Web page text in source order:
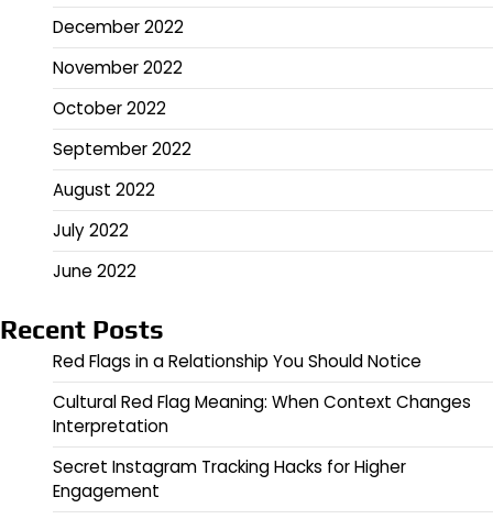
December 2022
November 2022
October 2022
September 2022
August 2022
July 2022
June 2022
Recent Posts
Red Flags in a Relationship You Should Notice
Cultural Red Flag Meaning: When Context Changes
Interpretation
Secret Instagram Tracking Hacks for Higher
Engagement